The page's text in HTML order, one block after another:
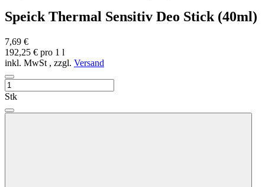
Speick Thermal Sensitiv Deo Stick (40ml)
7,69 €
192,25 € pro 1 l
inkl. MwSt , zzgl. Versand
Stk